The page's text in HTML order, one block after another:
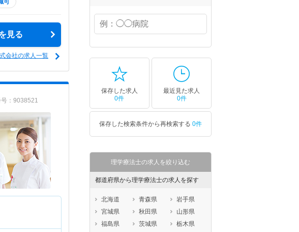
可
見る
会社の求人一覧
：9038521
保存した求人
0件
最近見た求人
0件
保存した検索条件から再検索する 0件
理学療法士の求人を絞り込む
都道府県から理学療法士の求人を探す
北海道 青森県
岩手県
宮城県
秋田県
山形県
福島県
茨城県
栃木県